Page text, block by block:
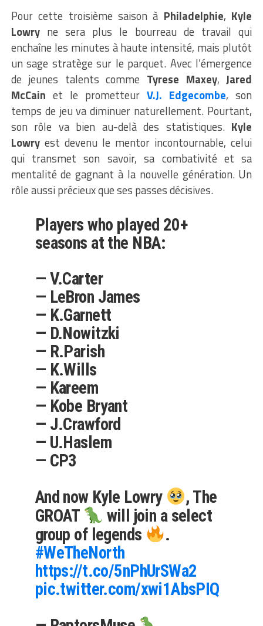
Pour cette troisième saison à Philadelphie, Kyle
Lowryne sera plus le bourreau de travail qui
enchaîne les minutes à haute intensité, mais plutôt
un sage stratège sur le parquet. Avec l’émergence
de jeunes talents comme Tyrese Maxey,Jared
McCain et le prometteurV.J. Edgecombe, son
temps de jeu va diminuer naturellement. Pourtant,
son rôle va bien au-delà des statistiques. Kyle
Lowryest devenu le mentor incontournable, celui
qui transmet son savoir, sa combativité et sa
mentalité de gagnant à la nouvelle génération. Un
rôle aussi précieux que ses passes décisives.
Players who played 20+
seasons at the NBA:
— V.Carter
— LeBron James
— K.Garnett
— D.Nowitzki
— R.Parish
— K.Wills
— Kareem
— Kobe Bryant
— J.Crawford
— U.Haslem
— CP3
And now Kyle Lowry
, The
GROAT
will join a select
group of legends
.
#WeTheNorth
https://t.co/5nPhUrSWa2
pic.twitter.com/xwi1AbsPIQ